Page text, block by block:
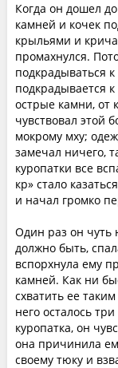
Когда он дошел
камней и кочек
крыльями и
промахнулся.
подкрадываться
подкрадывается
острые камни, от
чувствовал этой
мокрому мху;
замечал ничего,
куропатки все
кр» стало
и начал громко
Один раз он чуть
должно быть,
вспорхнула ему
камней. Как ни
схватить ее
него осталось
куропатка, он
она причинила
своему тюку и